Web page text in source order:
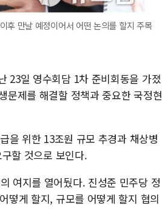
후 만날 예정이어서 어떤 논의를 할지 주목
23일 영수회담 1차 준비회동을 가졌
문제를 해결할 정책과 중요한 국정현
을 위한 13조원 규모 추경과 채상병
할 것으로 보인다.
여지를 열어뒀다. 진성준 민주당 정
떻게 할지, 규모를 어떻게 할지 협의